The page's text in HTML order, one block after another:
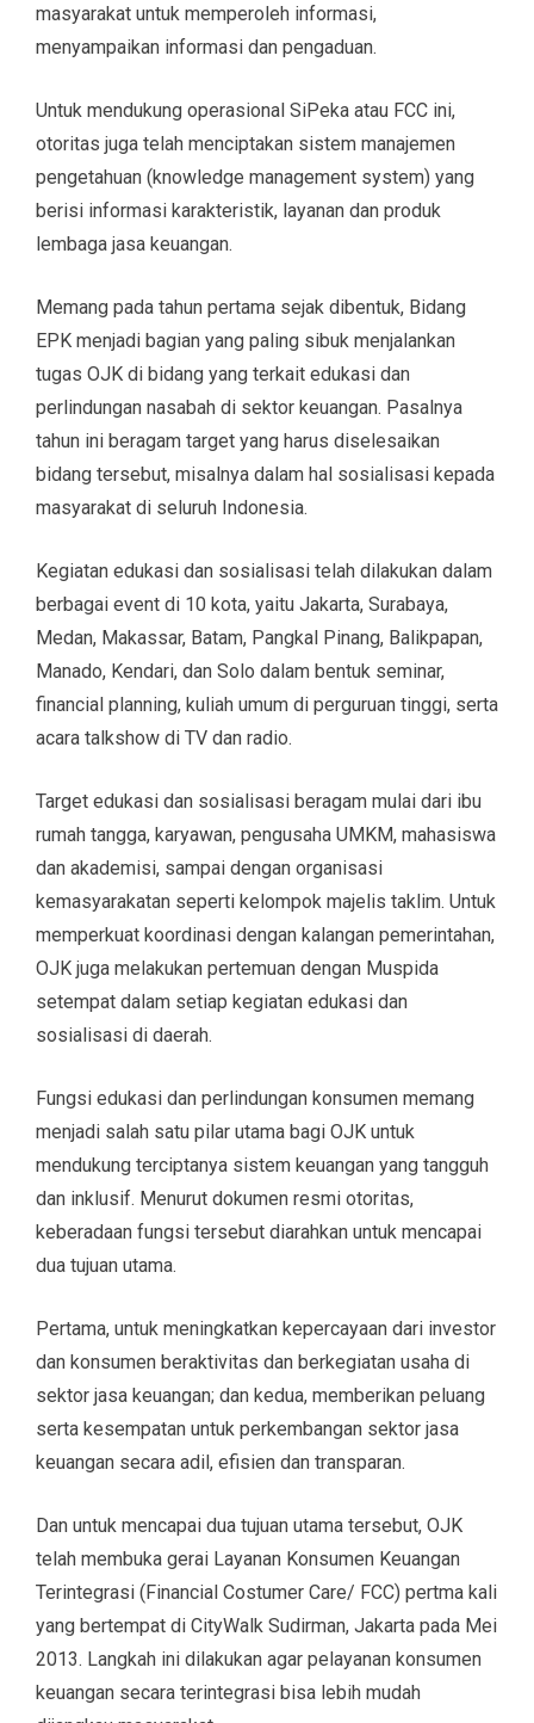
masyarakat untuk memperoleh informasi,
menyampaikan informasi dan pengaduan.
Untuk mendukung operasional SiPeka atau FCC ini,
otoritas juga telah menciptakan sistem manajemen
pengetahuan (knowledge management system) yang
berisi informasi karakteristik, layanan dan produk
lembaga jasa keuangan.
Memang pada tahun pertama sejak dibentuk, Bidang
EPK menjadi bagian yang paling sibuk menjalankan
tugas OJK di bidang yang terkait edukasi dan
perlindungan nasabah di sektor keuangan. Pasalnya
tahun ini beragam target yang harus diselesaikan
bidang tersebut, misalnya dalam hal sosialisasi kepada
masyarakat di seluruh Indonesia.
Kegiatan edukasi dan sosialisasi telah dilakukan dalam
berbagai event di 10 kota, yaitu Jakarta, Surabaya,
Medan, Makassar, Batam, Pangkal Pinang, Balikpapan,
Manado, Kendari, dan Solo dalam bentuk seminar,
financial planning, kuliah umum di perguruan tinggi, serta
acara talkshow di TV dan radio.
Target edukasi dan sosialisasi beragam mulai dari ibu
rumah tangga, karyawan, pengusaha UMKM, mahasiswa
dan akademisi, sampai dengan organisasi
kemasyarakatan seperti kelompok majelis taklim. Untuk
memperkuat koordinasi dengan kalangan pemerintahan,
OJK juga melakukan pertemuan dengan Muspida
setempat dalam setiap kegiatan edukasi dan
sosialisasi di daerah.
Fungsi edukasi dan perlindungan konsumen memang
menjadi salah satu pilar utama bagi OJK untuk
mendukung terciptanya sistem keuangan yang tangguh
dan inklusif. Menurut dokumen resmi otoritas,
keberadaan fungsi tersebut diarahkan untuk mencapai
dua tujuan utama.
Pertama, untuk meningkatkan kepercayaan dari investor
dan konsumen beraktivitas dan berkegiatan usaha di
sektor jasa keuangan; dan kedua, memberikan peluang
serta kesempatan untuk perkembangan sektor jasa
keuangan secara adil, efisien dan transparan.
Dan untuk mencapai dua tujuan utama tersebut, OJK
telah membuka gerai Layanan Konsumen Keuangan
Terintegrasi (Financial Costumer Care/ FCC) pertma kali
yang bertempat di CityWalk Sudirman, Jakarta pada Mei
2013. Langkah ini dilakukan agar pelayanan konsumen
keuangan secara terintegrasi bisa lebih mudah